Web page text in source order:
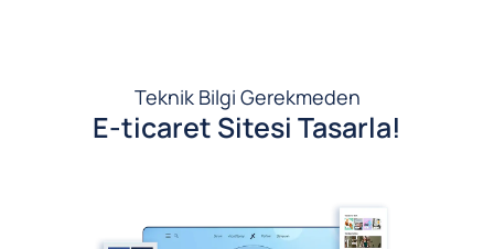
Teknik Bilgi Gerekmeden
E-ticaret Sitesi Tasarla!